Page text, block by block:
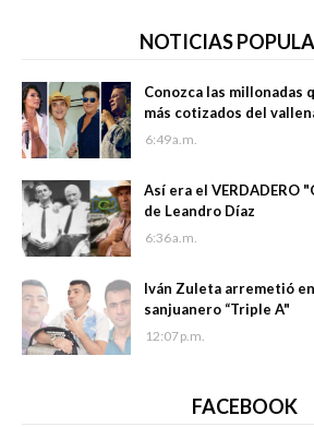
NOTICIAS
Conozca las millonadas
más cotizados del
6:49 a.m.
Así era el VERDADERO
de Leandro Díaz
6:36 a.m.
Iván Zuleta arremetió
sanjuanero “Triple A"
12:07 p.m.
FACEBOOK